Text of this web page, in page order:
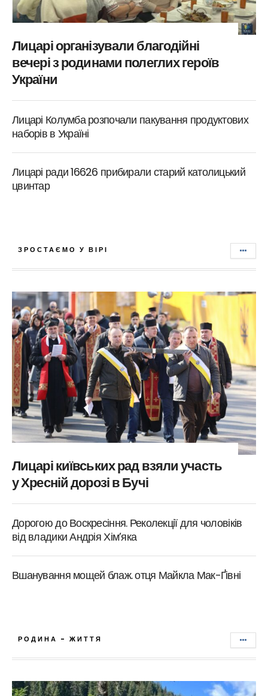
Лицарі організували благодійні
вечері з родинами полеглих героїв
України
Лицарі Колумба розпочали пакування продуктових
наборів в Україні
Лицарі ради 16626 прибирали старий католицький
цвинтар
ЗРОСТАЄМО У ВІРІ
Лицарі київських рад взяли участь
у Хресній дорозі в Бучі
Дорогою до Воскресіння. Реколекції для чоловіків
від владики Андрія Хім’яка
Вшанування мощей блаж. отця Майкла Мак-Ґівні
РОДИНА - ЖИТТЯ